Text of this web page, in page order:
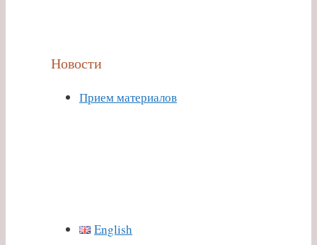
Новости
Прием материалов
English